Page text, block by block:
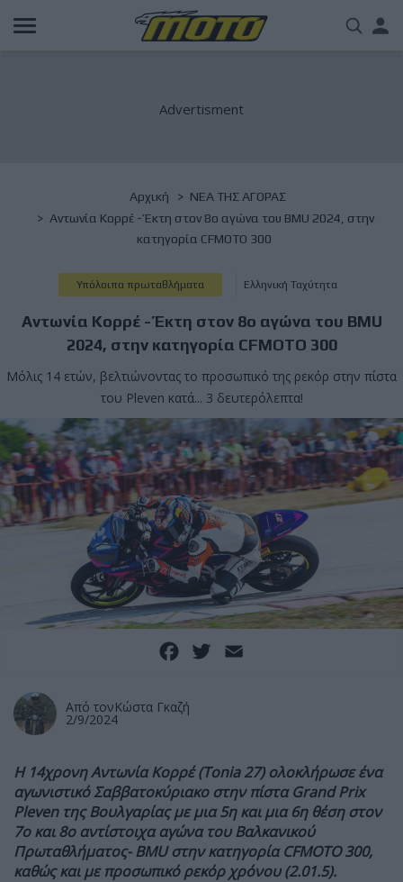
Παράκαμψη
προς
Breadcrumb
Αρχική
NΕΑ ΤΗΣ ΑΓΟΡΑΣ
Αντωνία Κορρέ - Έκτη στον 8ο αγώνα του BMU 2024, στην
κατηγορία CFMOTO 300
Υπόλοιπα πρωταθλήματα Ελληνική Ταχύτητα
Αντωνία Κορρέ - Έκτη στον 8ο αγώνα του BMU
2024, στην κατηγορία CFMOTO 300
Μόλις 14 ετών, βελτιώνοντας το προσωπικό της ρεκόρ στην πίστα
του Pleven κατά... 3 δευτερόλεπτα!
Facebook
Twitter
Από τονΚώστα Γκαζή
2/9/2024
Η 14χρονη Αντωνία Κορρέ (Tonia 27) ολοκλήρωσε ένα
αγωνιστικό Σαββατοκύριακο στην πίστα Grand Prix
Pleven της Βουλγαρίας με μια 5η και μια 6η θέση στον
7ο και 8ο αντίστοιχα αγώνα του Βαλκανικού
Πρωταθλήματος- BMU στην κατηγορία CFMOTO 300,
καθώς και με προσωπικό ρεκόρ χρόνου (2.01.5).